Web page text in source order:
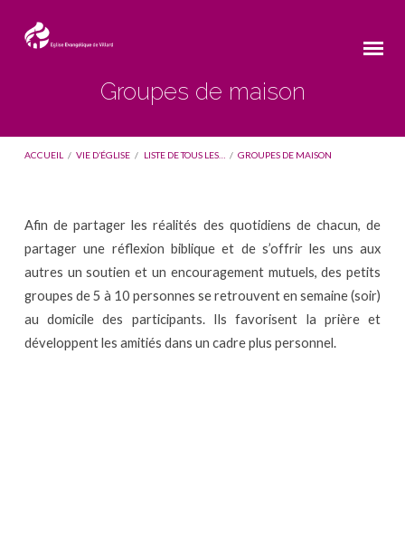
Groupes de maison
ACCUEIL / VIE D’ÉGLISE / LISTE DE TOUS LES… / GROUPES DE MAISON
Groupes
de
maison
Afin de partager les réalités des quotidiens de chacun, de
partager une réflexion biblique et de s’offrir les uns aux
autres un soutien et un encouragement mutuels, des petits
groupes de 5 à 10 personnes se retrouvent en semaine (soir)
au domicile des participants. Ils favorisent la prière et
développent les amitiés dans un cadre plus personnel.